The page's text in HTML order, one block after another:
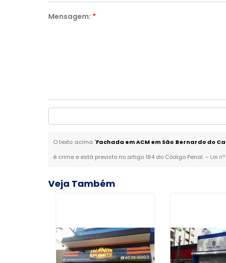
Mensagem: *
O texto acima "Fachada em ACM em São Bernardo do
é crime e está previsto no artigo 184 do Código Penal. – Lei
Veja Também